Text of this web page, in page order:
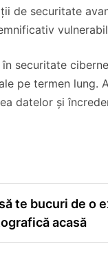
de securitate
în securitate
pe termen lung.
datelor și
te bucuri de o
acasă